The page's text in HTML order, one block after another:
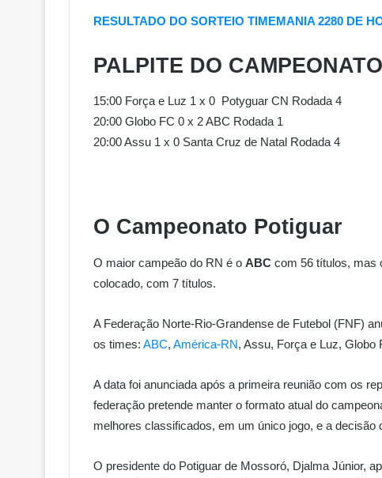
RESULTADO DO SORTEIO TIMEMANIA 2280 DE
PALPITE DO
15:00 Força e Luz 1 x 0 Potyguar CN Rodada 4
20:00 Globo FC 0 x 2 ABC Rodada 1
20:00 Assu 1 x 0 Santa Cruz de Natal Rodada 4
O Campeonato Potiguar
O maior campeão do RN é o ABC com 56 títulos, mas
colocado, com 7 títulos.
A Federação Norte-Rio-Grandense de Futebol (FNF)
os times: ABC, América-RN, Assu, Força e Luz, Globo
A data foi anunciada após a primeira reunião com os
federação pretende manter o formato atual do
melhores classificados, em um único jogo, e a decisão
O presidente do Potiguar de Mossoró, Djalma Júnior,